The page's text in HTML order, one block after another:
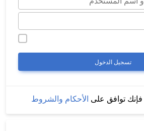
تسجيل الدخول
فإنك توافق على الأحكام والشروط